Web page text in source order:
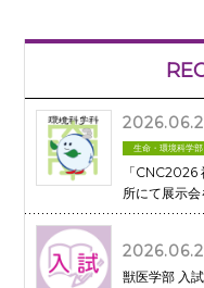
生命・環境科学部
「CNC2026
所にて展示会
獣医学部 入